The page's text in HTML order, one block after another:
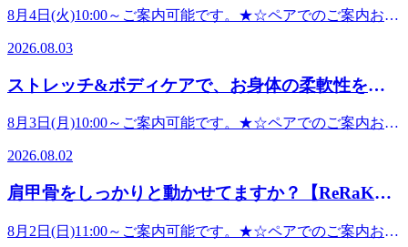
手洗い、うがいの徹底・従業員の健康チェック(検温、倦怠
《お客様へのお願い》・アルコール消毒のご協力お客様が安
ります。お客様にはご不便をおかけいたしますが、感染拡大
11:00～ご案内可能です。8月10日(月) 10:00～ご案内可能で
す。8月11日(火) 10:00～ご案内可能です。ご不明な点やコー
業拡大防止への取り組み》・従業員のマスク着用・従業員の
手洗い、うがいの徹底・従業員の健康チェック(検温、倦怠
《お客様へのお願い》・アルコール消毒のご協力お客様が安
ります。お客様にはご不便をおかけいたしますが、感染拡大
8月4日(火)10:00～ご案内可能です。★☆ペアでのご案内お問
せ下さいませ(*’▽’)ーーーーーーーーーーーーーーーーーー
ーーーーーーーーーーーーーーーー-その他、空き情報-8月
5日(水) 11:00～ご案内可能です。8月 6日(木) 11:40～ご案内
10:00～ご案内可能です。8月 9日(日) 11:00～ご案内可能で
す。8月10日(月) 10:00～ご案内可能です。ご不明な点やコー
業拡大防止への取り組み》・従業員のマスク着用・従業員の
手洗い、うがいの徹底・従業員の健康チェック(検温、倦怠
2026.08.03
ストレッチ&ボディケアで、お身体の柔軟性を上
8月3日(月)10:00～ご案内可能です。★☆ペアでのご案内お問
せ下さいませ(*’▽’)ーーーーーーーーーーーーーーーーーー
ーーーーーーーーーーーーーーーー-その他、空き情報-8月
4日(火) 10:00～ご案内可能です。8月 5日(水) 11:00～ご案内
10:00～ご案内可能です。8月 8日(土) 10:00～ご案内可能で
2026.08.02
肩甲骨をしっかりと動かせてますか？【ReRaKu
8月2日(日)11:00～ご案内可能です。★☆ペアでのご案内お問